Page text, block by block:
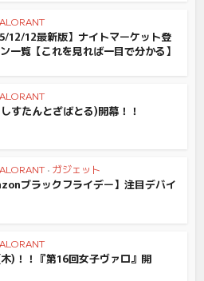
12/12最新版】ナイトマーケット登
一覧【これを見れば一目で分かる】
すたんとざばとる)開幕！！
• ガジェット
ブラックフライデー】注目デバイ
)！！『第16回女子ヴァロ』開